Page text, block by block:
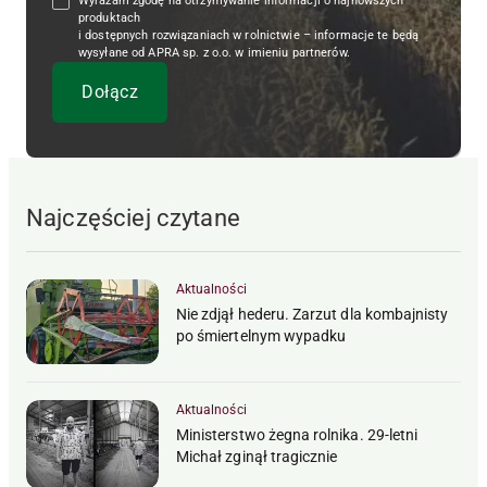
produktach
i dostępnych rozwiązaniach w rolnictwie – informacje te będą
wysyłane od APRA sp. z o.o. w imieniu partnerów.
Najczęściej czytane
Aktualności
Nie zdjął hederu. Zarzut dla kombajnisty
po śmiertelnym wypadku
Aktualności
Ministerstwo żegna rolnika. 29-letni
Michał zginął tragicznie